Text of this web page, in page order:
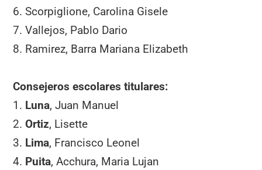
6. Scorpiglione, Carolina Gisele
7. Vallejos, Pablo Dario
8. Ramirez, Barra Mariana Elizabeth
Consejeros escolares titulares:
1. Luna, Juan Manuel
2.Ortiz, Lisette
3. Lima, Francisco Leonel
4. Puita, Acchura, Maria Lujan